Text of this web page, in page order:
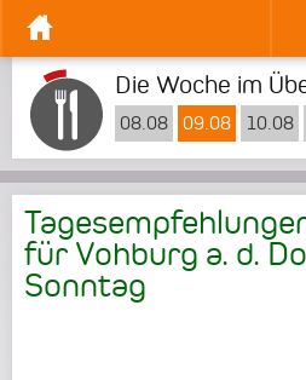
Die Woche im
08.08 09.08 10.08
für Vohburg a. d.
Sonntag